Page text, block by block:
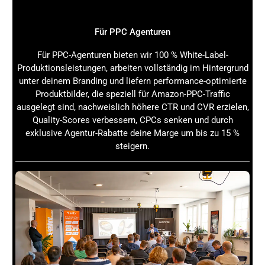
GEO: SEO für die KI – wie Unternehmen
profitieren: Die Herausforderung der digitalen
Sichtbarkeit
Du kennst das Problem: Trotz großartiger Produkte und
Dienstleistungen bleibt der Online-Erfolg oft aus. Die
Konkurrenz ist riesig, und die Suchmaschinenalgorithmen
werden immer komplexer. Unternehmen stehen vor der
Herausforderung, ihre Webseiten so zu optimieren, dass
sie nicht nur für Menschen, sondern auch für die immer
intelligenter werdenden KI-Systeme sichtbar sind. Hier
setztSEO für die KIan – eine neue Dimension der
Suchmaschinenoptimierung, die speziell auf die
Anforderungen von Künstlicher Intelligenz und
maschinellem Lernen zugeschnitten ist.
Die klassischeSuchmaschinenoptimierungreicht nicht
mehr aus, um dauerhaft hohe Rankings zu erzielen. KI-
Algorithmen analysieren Inhalte, Nutzerverhalten und
Für PPC Agenturen
Für PPC-Agenturen bieten wir 100 % White-Label-
Produktionsleistungen, arbeiten vollständig im Hintergrund
unter deinem Branding und liefern performance-optimierte
Produktbilder, die speziell für Amazon-PPC-Traffic
ausgelegt sind, nachweislich höhere CTR und CVR erzielen,
Quality-Scores verbessern, CPCs senken und durch
exklusive Agentur-Rabatte deine Marge um bis zu 15 %
steigern.